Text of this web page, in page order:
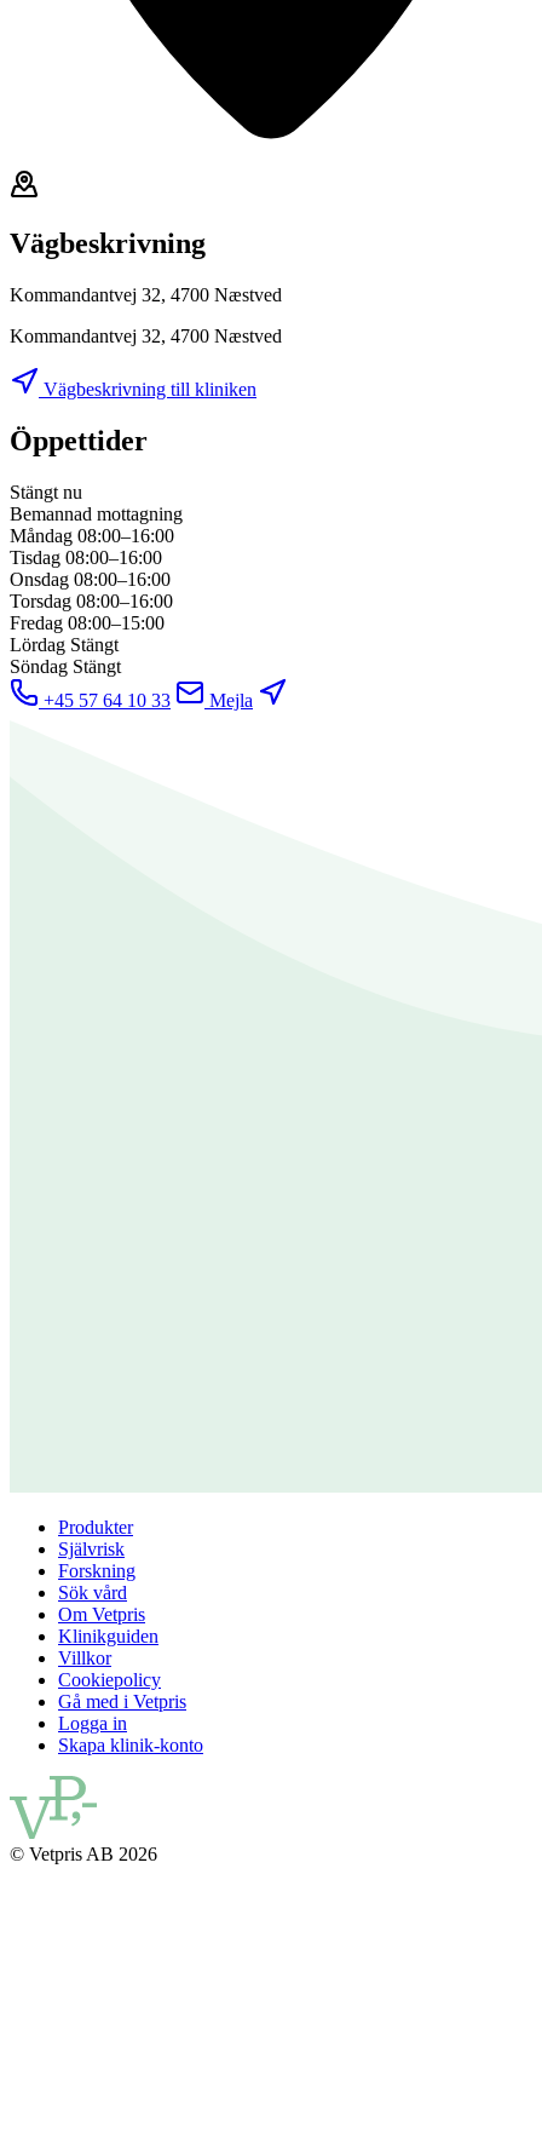
Vägbeskrivning
Kommandantvej 32, 4700 Næstved
Kommandantvej 32, 4700 Næstved
Vägbeskrivning till kliniken
Öppettider
Stängt nu
Bemannad mottagning
Måndag 08:00–16:00
Tisdag 08:00–16:00
Onsdag 08:00–16:00
Torsdag 08:00–16:00
Fredag 08:00–15:00
Lördag Stängt
Söndag Stängt
+45 57 64 10 33
Mejla
Produkter
Självrisk
Forskning
Sök vård
Om Vetpris
Klinikguiden
Villkor
Cookiepolicy
Gå med i Vetpris
Logga in
Skapa klinik-konto
© Vetpris AB 2026